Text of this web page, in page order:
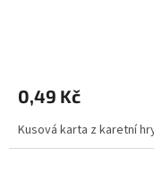
0,49 Kč
Kusová karta z karetní